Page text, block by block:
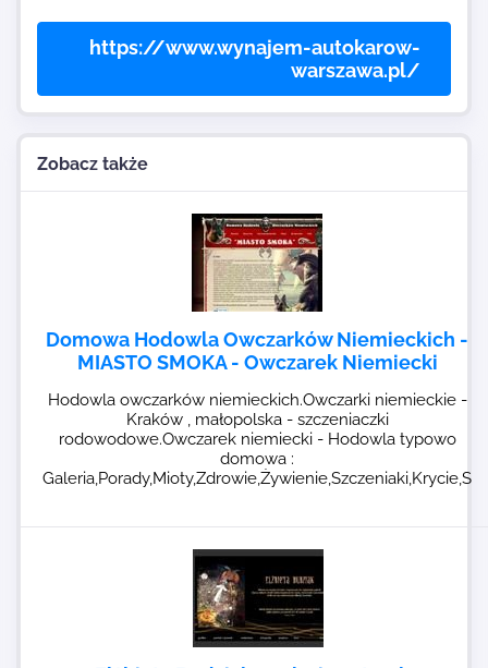
https://www.wynajem-autokarow-
warszawa.pl/
Zobacz także
Domowa Hodowla Owczarków Niemieckich -
MIASTO SMOKA - Owczarek Niemiecki
Hodowla owczarków niemieckich.Owczarki niemieckie -
Kraków , małopolska - szczeniaczki
rodowodowe.Owczarek niemiecki - Hodowla typowo
domowa :
Galeria,Porady,Mioty,Zdrowie,Żywienie,Szczeniaki,Krycie,S